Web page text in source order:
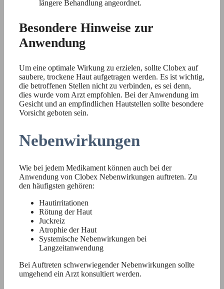
längere Behandlung angeordnet.
Besondere Hinweise zur
Anwendung
Um eine optimale Wirkung zu erzielen, sollte Clobex auf
saubere, trockene Haut aufgetragen werden. Es ist wichtig,
die betroffenen Stellen nicht zu verbinden, es sei denn,
dies wurde vom Arzt empfohlen. Bei der Anwendung im
Gesicht und an empfindlichen Hautstellen sollte besondere
Vorsicht geboten sein.
Nebenwirkungen
Wie bei jedem Medikament können auch bei der
Anwendung von Clobex Nebenwirkungen auftreten. Zu
den häufigsten gehören:
Hautirritationen
Rötung der Haut
Juckreiz
Atrophie der Haut
Systemische Nebenwirkungen bei
Langzeitanwendung
Bei Auftreten schwerwiegender Nebenwirkungen sollte
umgehend ein Arzt konsultiert werden.